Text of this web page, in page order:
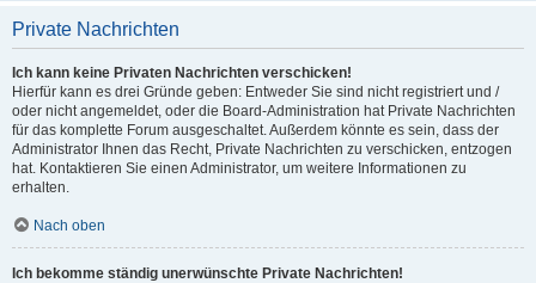
Private Nachrichten
Ich kann keine Privaten Nachrichten verschicken!
Hierfür kann es drei Gründe geben: Entweder Sie sind nicht registriert und /
oder nicht angemeldet, oder die Board-Administration hat Private Nachrichten
für das komplette Forum ausgeschaltet. Außerdem könnte es sein, dass der
Administrator Ihnen das Recht, Private Nachrichten zu verschicken, entzogen
hat. Kontaktieren Sie einen Administrator, um weitere Informationen zu
erhalten.
Nach oben
Ich bekomme ständig unerwünschte Private Nachrichten!